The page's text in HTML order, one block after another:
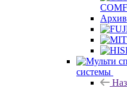
Архив
системы